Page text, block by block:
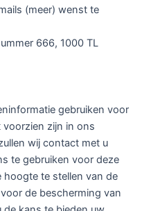
(meer) wenst te
666, 1000 TL
gebruiken voor
voorzien zijn in ons
wij contact met u
te gebruiken voor deze
hoogte te stellen van de
de bescherming van